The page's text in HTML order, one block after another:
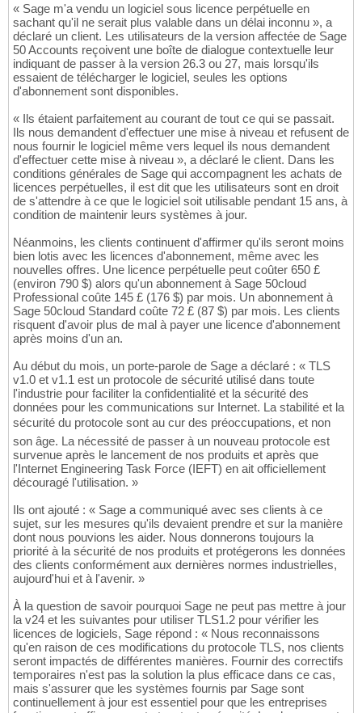
« Sage m'a vendu un logiciel sous licence perpétuelle en
sachant qu'il ne serait plus valable dans un délai inconnu », a
déclaré un client. Les utilisateurs de la version affectée de Sage
50 Accounts reçoivent une boîte de dialogue contextuelle leur
indiquant de passer à la version 26.3 ou 27, mais lorsqu'ils
essaient de télécharger le logiciel, seules les options
d'abonnement sont disponibles.
« Ils étaient parfaitement au courant de tout ce qui se passait.
Ils nous demandent d'effectuer une mise à niveau et refusent de
nous fournir le logiciel même vers lequel ils nous demandent
d'effectuer cette mise à niveau », a déclaré le client. Dans les
conditions générales de Sage qui accompagnent les achats de
licences perpétuelles, il est dit que les utilisateurs sont en droit
de s'attendre à ce que le logiciel soit utilisable pendant 15 ans, à
condition de maintenir leurs systèmes à jour.
Néanmoins, les clients continuent d'affirmer qu'ils seront moins
bien lotis avec les licences d'abonnement, même avec les
nouvelles offres. Une licence perpétuelle peut coûter 650 £
(environ 790 $) alors qu'un abonnement à Sage 50cloud
Professional coûte 145 £ (176 $) par mois. Un abonnement à
Sage 50cloud Standard coûte 72 £ (87 $) par mois. Les clients
risquent d'avoir plus de mal à payer une licence d'abonnement
après moins d'un an.
Au début du mois, un porte-parole de Sage a déclaré : « TLS
v1.0 et v1.1 est un protocole de sécurité utilisé dans toute
l'industrie pour faciliter la confidentialité et la sécurité des
données pour les communications sur Internet. La stabilité et la
sécurité du protocole sont au cur des préoccupations, et non
son âge. La nécessité de passer à un nouveau protocole est
survenue après le lancement de nos produits et après que
l'Internet Engineering Task Force (IEFT) en ait officiellement
découragé l'utilisation. »
Ils ont ajouté : « Sage a communiqué avec ses clients à ce
sujet, sur les mesures qu'ils devaient prendre et sur la manière
dont nous pouvions les aider. Nous donnerons toujours la
priorité à la sécurité de nos produits et protégerons les données
des clients conformément aux dernières normes industrielles,
aujourd'hui et à l'avenir. »
À la question de savoir pourquoi Sage ne peut pas mettre à jour
la v24 et les suivantes pour utiliser TLS1.2 pour vérifier les
licences de logiciels, Sage répond : « Nous reconnaissons
qu'en raison de ces modifications du protocole TLS, nos clients
seront impactés de différentes manières. Fournir des correctifs
temporaires n'est pas la solution la plus efficace dans ce cas,
mais s'assurer que les systèmes fournis par Sage sont
continuellement à jour est essentiel pour que les entreprises